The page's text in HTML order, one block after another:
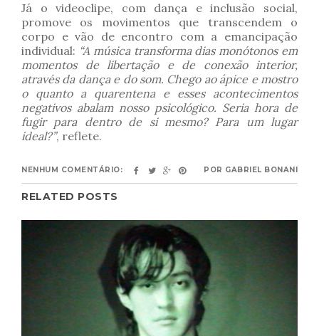
Já o videoclipe, com dança e inclusão social,
promove os movimentos que transcendem o
corpo e vão de encontro com a emancipação
individual: “A música transforma dias monótonos em
momentos de libertação e de conexão interior,
através da dança e do som. Chego ao ápice e mostro
o quanto a quarentena e esses acontecimentos
negativos abalam nosso psicológico. Seria hora de
fugir para dentro de si mesmo? Para um lugar
ideal?”, reflete.
NENHUM COMENTÁRIO: POR GABRIEL BONANI
RELATED POSTS